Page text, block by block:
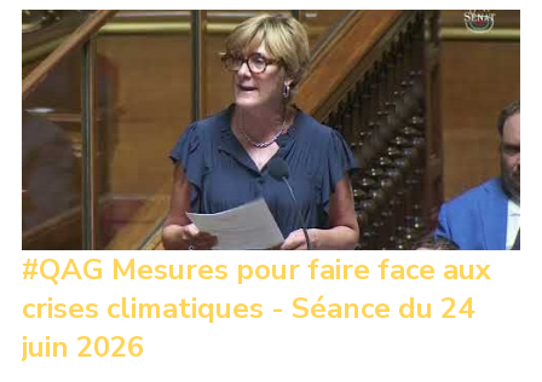
#QAG Mesures pour faire face aux
crises climatiques - Séance du 24
juin 2026